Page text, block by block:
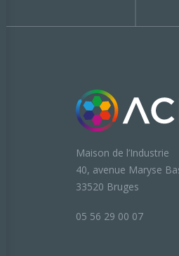
Maison de l’Industrie
40, avenue Maryse
33520 Bruges
05 56 29 00 07